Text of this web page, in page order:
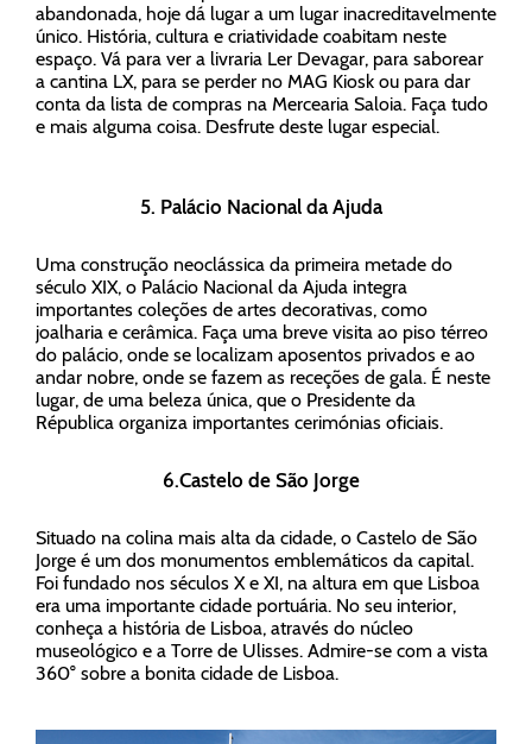
abandonada, hoje dá lugar a um lugar inacreditavelmente
único. História, cultura e criatividade coabitam neste
espaço. Vá para ver a livraria Ler Devagar, para saborear
a cantina LX, para se perder no MAG Kiosk ou para dar
conta da lista de compras na Mercearia Saloia. Faça tudo
e mais alguma coisa. Desfrute deste lugar especial.
5. Palácio Nacional da Ajuda
Uma construção neoclássica da primeira metade do
século XIX, o Palácio Nacional da Ajuda integra
importantes coleções de artes decorativas, como
joalharia e cerâmica. Faça uma breve visita ao piso térreo
do palácio, onde se localizam aposentos privados e ao
andar nobre, onde se fazem as receções de gala. É neste
lugar, de uma beleza única, que o Presidente da
Républica organiza importantes cerimónias oficiais.
6.Castelo de São Jorge
Situado na colina mais alta da cidade, o Castelo de São
Jorge é um dos monumentos emblemáticos da capital.
Foi fundado nos séculos X e XI, na altura em que Lisboa
era uma importante cidade portuária. No seu interior,
conheça a história de Lisboa, através do núcleo
museológico e a Torre de Ulisses. Admire-se com a vista
360° sobre a bonita cidade de Lisboa.